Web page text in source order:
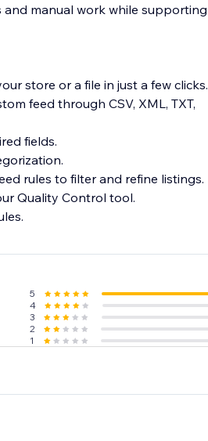
manual work while supporting
store or a file in just a few clicks.
feed through CSV, XML, TXT,
fields.
rules to filter and refine listings.
Quality Control tool.
5
4
3
2
1